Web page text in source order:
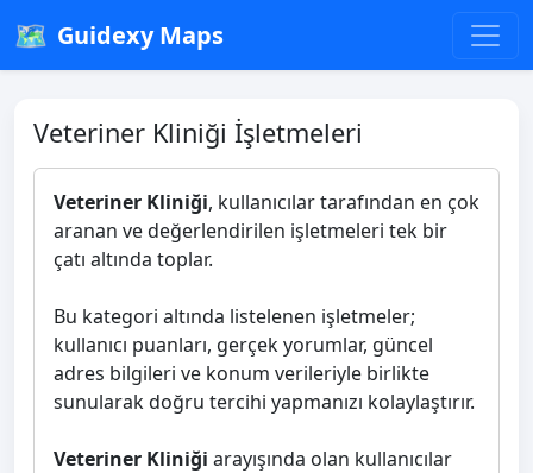
🗺️ Guidexy Maps
Veteriner Kliniği İşletmeleri
Veteriner Kliniği, kullanıcılar tarafından en çok
aranan ve değerlendirilen işletmeleri tek bir
çatı altında toplar.
Bu kategori altında listelenen işletmeler;
kullanıcı puanları, gerçek yorumlar, güncel
adres bilgileri ve konum verileriyle birlikte
sunularak doğru tercihi yapmanızı kolaylaştırır.
Veteriner Kliniği arayışında olan kullanıcılar